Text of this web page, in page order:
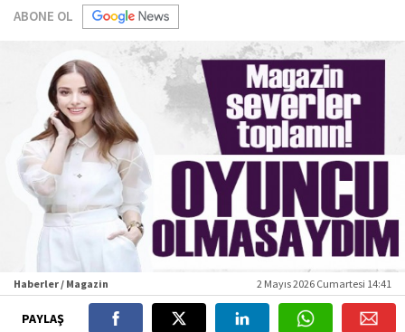
ABONE OL
Haberler / Magazin 2 Mayıs 2026 Cumartesi 14:41
PAYLAŞ